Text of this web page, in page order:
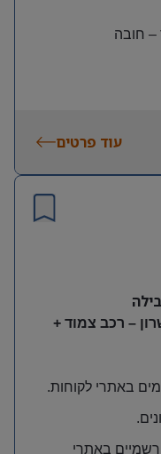
– חובה
עוד פרטים
– רכב צמוד +
באתרי לקוחות.
.
באתרי